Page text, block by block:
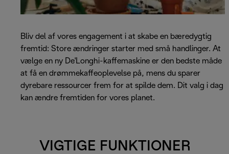
Bliv del af vores engagement i at skabe en bæredygtig
fremtid: Store ændringer starter med små handlinger. At
vælge en ny De'Longhi-kaffemaskine er den bedste måde
at få en drømmekaffeoplevelse på, mens du sparer
dyrebare ressourcer frem for at spilde dem. Dit valg i dag
kan ændre fremtiden for vores planet.
VIGTIGE FUNKTIONER